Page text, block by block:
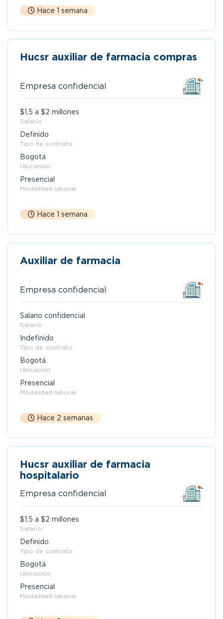
Hace 1 semana
Hucsr auxiliar de farmacia compras
Empresa confidencial
$1,5 a $2 millones
Salario
Definido
Tipo de contrato
Bogotá
Ubicación
Presencial
Modalidad laboral
Hace 1 semana
Auxiliar de farmacia
Empresa confidencial
Salario confidencial
Salario
Indefinido
Tipo de contrato
Bogotá
Ubicación
Presencial
Modalidad laboral
Hace 2 semanas
Hucsr auxiliar de farmacia
hospitalario
Empresa confidencial
$1,5 a $2 millones
Salario
Definido
Tipo de contrato
Bogotá
Ubicación
Presencial
Modalidad laboral